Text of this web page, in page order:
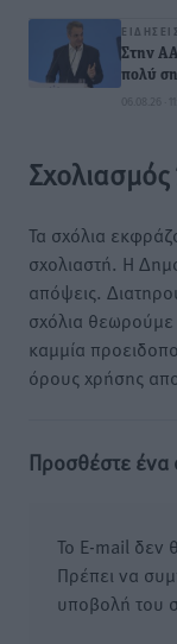
ΕΙΔΉΣΕΙΣ
Στην
πολύ
06.08.26 ·
Τα σχόλια
σχολιαστή. Η
απόψεις.
σχόλια θεωρούμε
καμμία
όρους χρήσης
Προσθέστε ένα
Το E-mail δεν
Πρέπει να
υποβολή του